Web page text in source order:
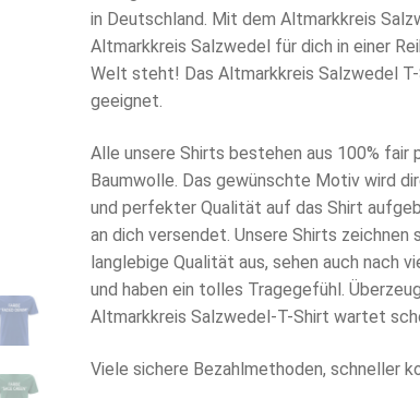
in Deutschland. Mit dem Altmarkkreis
Altmarkkreis Salzwedel für dich in einer
Welt steht! Das Altmarkkreis Salzwedel
geeignet.
Alle unsere Shirts bestehen aus 100%
Baumwolle. Das gewünschte Motiv wird
und perfekter Qualität auf das Shirt
an dich versendet. Unsere Shirts zeichnen
langlebige Qualität aus, sehen auch nach
und haben ein tolles Tragegefühl.
Altmarkkreis Salzwedel-T-Shirt wartet
Viele sichere Bezahlmethoden, schneller